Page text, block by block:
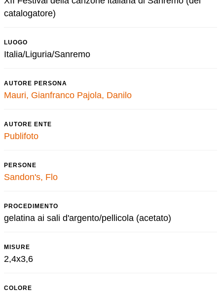
catalogatore)
LUOGO
Italia/Liguria/Sanremo
AUTORE PERSONA
Mauri, Gianfranco Pajola, Danilo
AUTORE ENTE
Publifoto
PERSONE
Sandon's, Flo
PROCEDIMENTO
gelatina ai sali d'argento/pellicola (acetato)
MISURE
2,4x3,6
COLORE